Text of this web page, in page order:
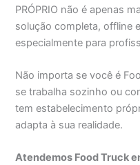
PRÓPRIO não é apenas
solução completa, offline
especialmente para
Não importa se você é
se trabalha sozinho ou
tem estabelecimento
adapta à sua realidade.
Atendemos Food Truck